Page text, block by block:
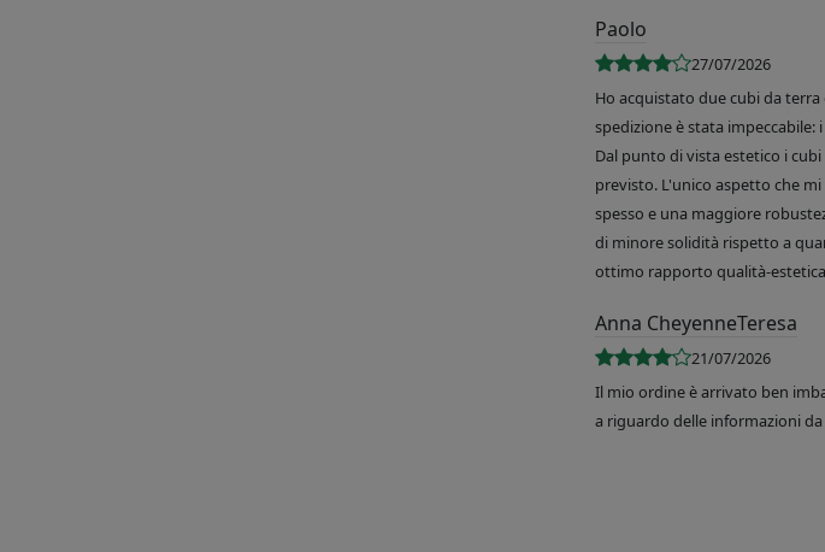
Paolo
27/07/2026
Ho acquistato due cubi da
spedizione è stata
Dal punto di vista estetico i
previsto. L'unico aspetto che
spesso e una maggiore
di minore solidità rispetto a
ottimo rapporto qualità-
Anna CheyenneTeresa
21/07/2026
Il mio ordine è arrivato ben
a riguardo delle informazioni